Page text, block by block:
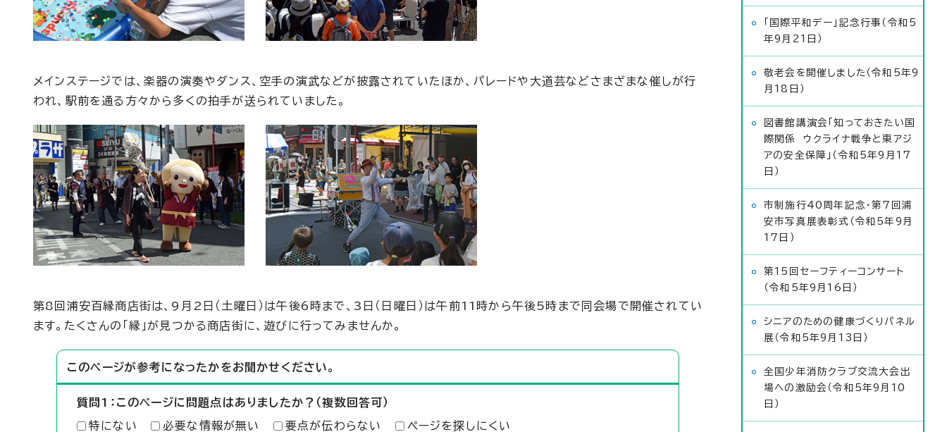
メインステージでは、楽器の演奏やダンス、空手の演武などが披露されていたほか、パレードや大道芸などさまざまな催しが行
われ、駅前を通る方々から多くの拍手が送られていました。
第8回浦安百縁商店街は、9月2日（土曜日）は午後6時まで、3日（日曜日）は午前11時から午後5時まで同会場で開催されてい
ます。たくさんの「縁」が見つかる商店街に、遊びに行ってみませんか。
このページが参考になったかをお聞かせください。
質問1：このページに問題点はありましたか？（複数回答可）
特にない 必要な情報が無い 要点が伝わらない ページを探しにくい
「国際平和デー」記念行事（令和5
年9月21日）
敬老会を開催しました（令和5年9
月18日）
図書館講演会「知っておきたい国
際関係 ウクライナ戦争と東アジ
アの安全保障」（令和5年9月17
日）
市制施行40周年記念・第7回浦
安市写真展表彰式（令和5年9月
17日）
第15回セーフティーコンサート
（令和5年9月16日）
シニアのための健康づくりパネル
展（令和5年9月13日）
全国少年消防クラブ交流大会出
場への激励会（令和5年9月10
日）